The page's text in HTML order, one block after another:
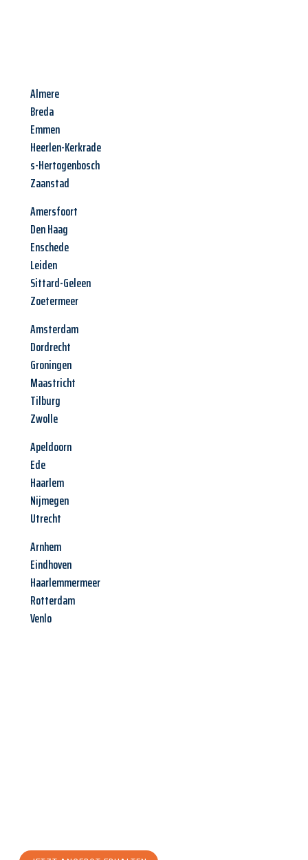
Almere
Breda
Emmen
Heerlen-Kerkrade
s-Hertogenbosch
Zaanstad
Amersfoort
Den Haag
Enschede
Leiden
Sittard-Geleen
Zoetermeer
Amsterdam
Dordrecht
Groningen
Maastricht
Tilburg
Zwolle
Apeldoorn
Ede
Haarlem
Nijmegen
Utrecht
Arnhem
Eindhoven
Haarlemmermeer
Rotterdam
Venlo